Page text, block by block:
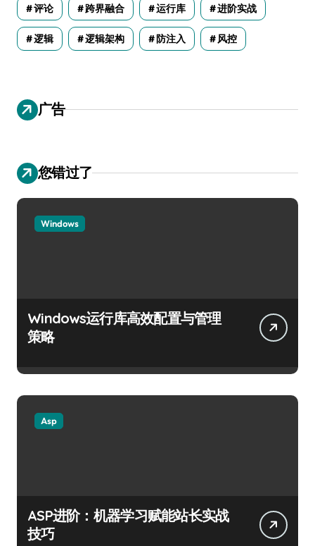
评论 跨界融合 运行库 进阶实战
逻辑 逻辑架构 防注入 风控
广告
您错过了
Windows
Windows运行库高效配置与管理
策略
Asp
ASP进阶：机器学习赋能站长实战
技巧